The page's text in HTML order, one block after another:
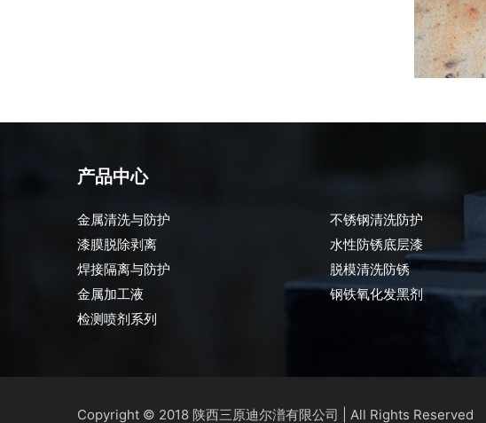
产品中心
金属清洗与防护
不锈钢清洗防护
漆膜脱除剥离
水性防锈底层漆
焊接隔离与防护
脱模清洗防锈
金属加工液
钢铁氧化发黑剂
检测喷剂系列
Copyright © 2018 陕西三原迪尔潽有限公司 | All Rights Reserved